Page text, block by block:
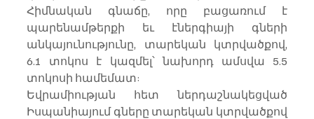
Հիմնական գնաճը, որը բացառում է
պարենամթերքի եւ էներգիայի գների
անկայունությունը, տարեկան կտրվածքով,
6.1 տոկոս է կազմել՝ նախորդ ամսվա 5.5
տոկոսի համեմատ:
Եվրամիության հետ ներդաշնակեցված
Իսպանիայում գները տարեկան կտրվածքով